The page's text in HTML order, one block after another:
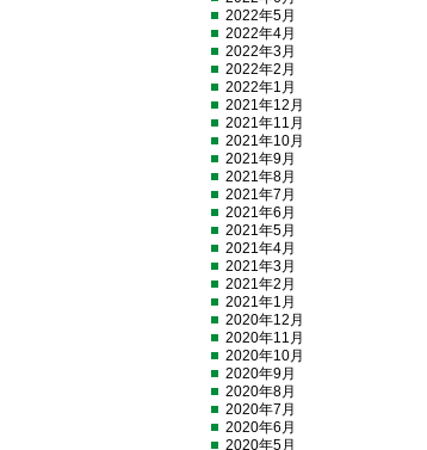
2022年5月
2022年4月
2022年3月
2022年2月
2022年1月
2021年12月
2021年11月
2021年10月
2021年9月
2021年8月
2021年7月
2021年6月
2021年5月
2021年4月
2021年3月
2021年2月
2021年1月
2020年12月
2020年11月
2020年10月
2020年9月
2020年8月
2020年7月
2020年6月
2020年5月